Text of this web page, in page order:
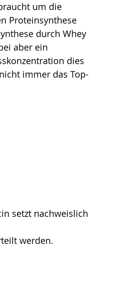
um die
Proteinsynthese
durch Whey
aber ein
dies
immer das Top-
setzt nachweislich
werden.